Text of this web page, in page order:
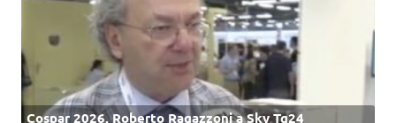
Cospar 2026, Roberto Ragazzoni a Sky Tg24